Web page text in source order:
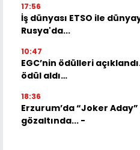
17:56
İş dünyası ETSO ile
Rusya'da...
10:47
EGC’nin ödülleri
ödül aldı…
18:36
Erzurum’da “Joker
gözaltında... -